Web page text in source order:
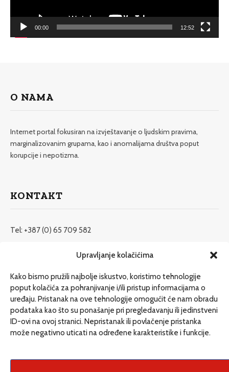
Upravljanje kolačićima
Kako bismo pružili najbolje iskustvo, koristimo tehnologije
poput kolačića za pohranjivanje i/ili pristup informacijama o
uređaju. Pristanak na ove tehnologije omogućit će nam obradu
podataka kao što su ponašanje pri pregledavanju ili jedinstveni
ID-ovi na ovoj stranici. Nepristanak ili povlačenje pristanka
može negativno uticati na određene karakteristike i funkcije.
00:00 12:52
O NAMA
Internet portal fokusiran na izvještavanje o ljudskim pravima,
marginalizovanim grupama, kao i anomalijama društva poput
korupcije i nepotizma.
KONTAKT
Tel: +387 (0) 65 709 582
redakcija@etrafika.net
Dosije
Drugi pišu
Društvo